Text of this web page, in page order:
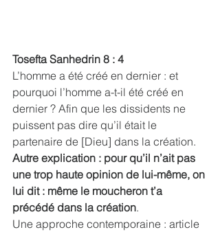
Tosefta Sanhedrin 8 : 4
L’homme a été créé en dernier : et
pourquoi l’homme a-t-il été créé en
dernier ? Afin que les dissidents ne
puissent pas dire qu’il était le
partenaire de [Dieu] dans la création.
Autre explication : pour qu’il n’ait pas
une trop haute opinion de lui-même, on
lui dit : même le moucheron t’a
précédé dans la création.
Une approche contemporaine : article